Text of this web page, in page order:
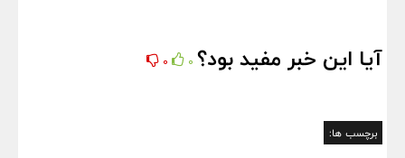
آیا این خبر مفید بود؟ 0
0
برچسب ها: